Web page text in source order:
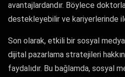
avantajlardandır. Böylece
destekleyebilir ve kariyerlerinde
Son olarak, etkili bir sosyal
dijital pazarlama stratejileri
faydalıdır. Bu bağlamda, sosyal